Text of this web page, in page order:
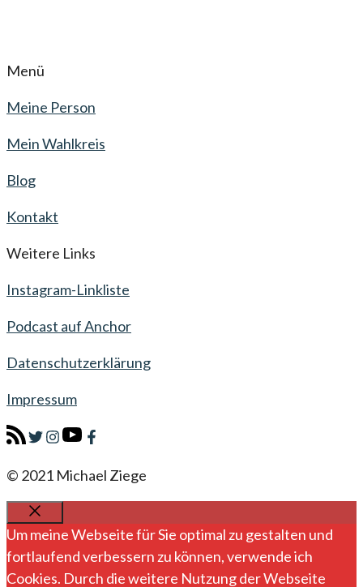
Menü
Meine Person
Mein Wahlkreis
Blog
Kontakt
Weitere Links
Instagram-Linkliste
Podcast auf Anchor
Datenschutzerklärung
Impressum
© 2021 Michael Ziege
SCHLIESSEN
Um meine Webseite für Sie optimal zu gestalten und
fortlaufend verbessern zu können, verwende ich
Cookies. Durch die weitere Nutzung der Webseite